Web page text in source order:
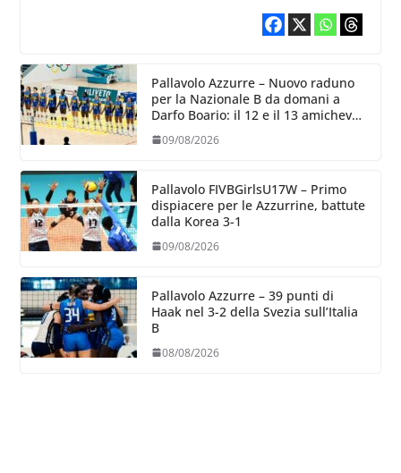
Pallavolo Azzurre – Nuovo raduno
per la Nazionale B da domani a
Darfo Boario: il 12 e il 13 amichevoli
con la Romania
09/08/2026
Pallavolo FIVBGirlsU17W – Primo
dispiacere per le Azzurrine, battute
dalla Korea 3-1
09/08/2026
Pallavolo Azzurre – 39 punti di
Haak nel 3-2 della Svezia sull’Italia
B
08/08/2026